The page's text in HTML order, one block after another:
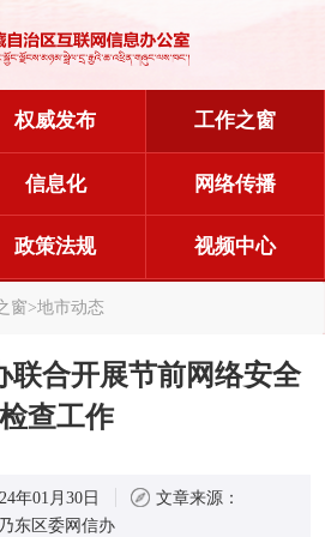
权威发布 工作之窗
信息化 网络传播
政策法规 视频中心
窗>地市动态
联合开展节前网络安全
检查工作
年01月30日
文章来源：
乃东区委网信办